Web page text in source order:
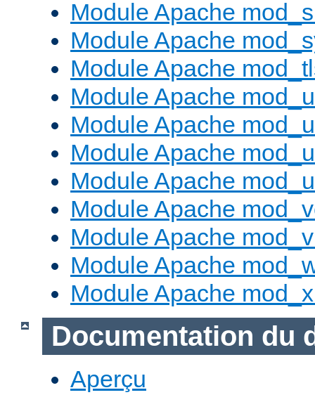
Module Apache
Module Apache
Module Apache
Module Apache
Module Apache
Module Apache
Module Apache
Module Apache
Module Apache
Module Apache
Module Apache
Documentation du
Aperçu